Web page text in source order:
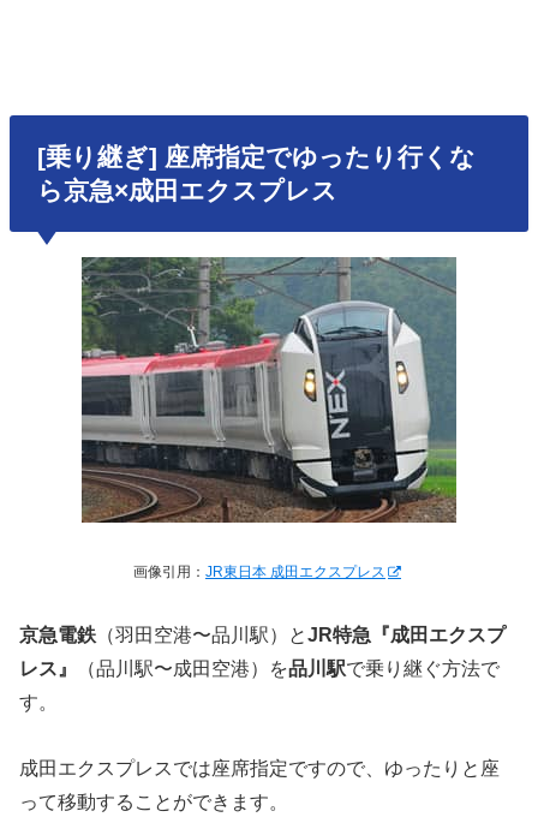
[乗り継ぎ] 座席指定でゆったり行くな
ら京急×成田エクスプレス
画像引用： JR東日本 成田エクスプレス
京急電鉄 （羽田空港〜品川駅）とJR特急『成田エクスプ
レス』
（品川駅〜成田空港）を品川駅で乗り継ぐ方法で
す。
成田エクスプレスでは座席指定ですので、ゆったりと座
って移動することができます。